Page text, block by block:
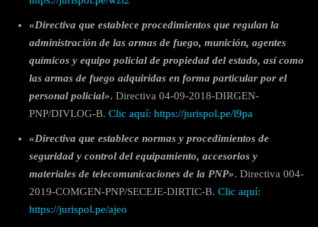
«Directiva que establece procedimientos que regulan la
administración de las armas de fuego, munición, agentes
químicos y equipo policial de propiedad del estado, así como
las armas de fuego adquiridas en forma particular por el
personal policial». Directiva 04-09-2018-DIRGEN-
PNP/DIVLOG-B. Clic aquí: https://jurispol.pe/l9pa
«Directiva que establece normas y procedimientos de
seguridad y control del equipamiento, accesorios y
materiales de telecomunicaciones de la PNP». Directiva 004-
2019-COMGEN-PNP/SECEJE-DIRTIC-B. Clic aquí:
https://jurispol.pe/ajeo